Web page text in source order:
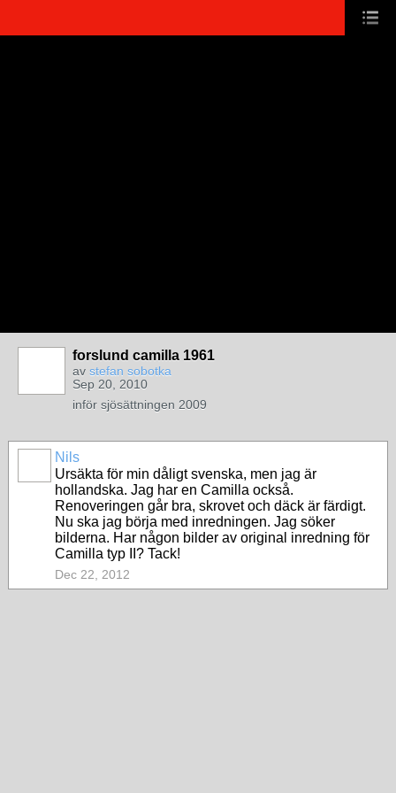
forslund camilla 1961
av stefan sobotka
Sep 20, 2010
inför sjösättningen 2009
Nils
Ursäkta för min dåligt svenska, men jag är
hollandska. Jag har en Camilla också.
Renoveringen går bra, skrovet och däck är färdigt.
Nu ska jag börja med inredningen. Jag söker
bilderna. Har någon bilder av original inredning för
Camilla typ II? Tack!
Dec 22, 2012